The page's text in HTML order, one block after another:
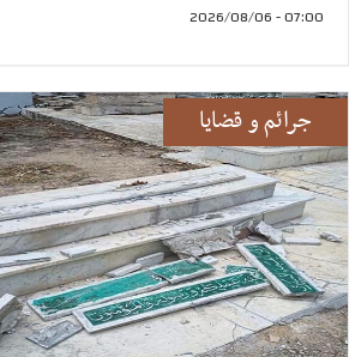
07:00 - 2026/08/06
جرائم و قضايا